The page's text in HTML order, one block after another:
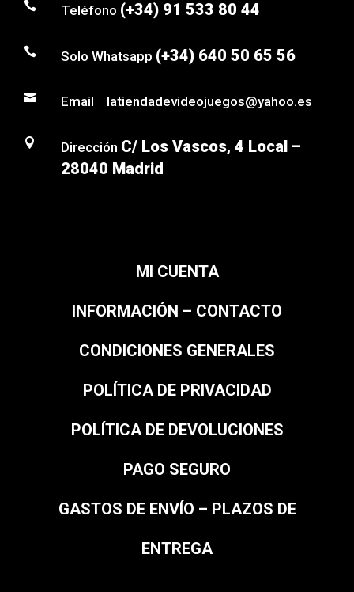
 Teléfono (+34) 91 533 80 44
 Solo Whatsapp (+34) 640 50 65 56
 Email latiendadevideojuegos@yahoo.es
 Dirección C/ Los Vascos, 4 Local –
28040 Madrid
MI CUENTA
INFORMACIÓN – CONTACTO
CONDICIONES GENERALES
POLÍTICA DE PRIVACIDAD
POLÍTICA DE DEVOLUCIONES
PAGO SEGURO
GASTOS DE ENVÍO – PLAZOS DE
ENTREGA